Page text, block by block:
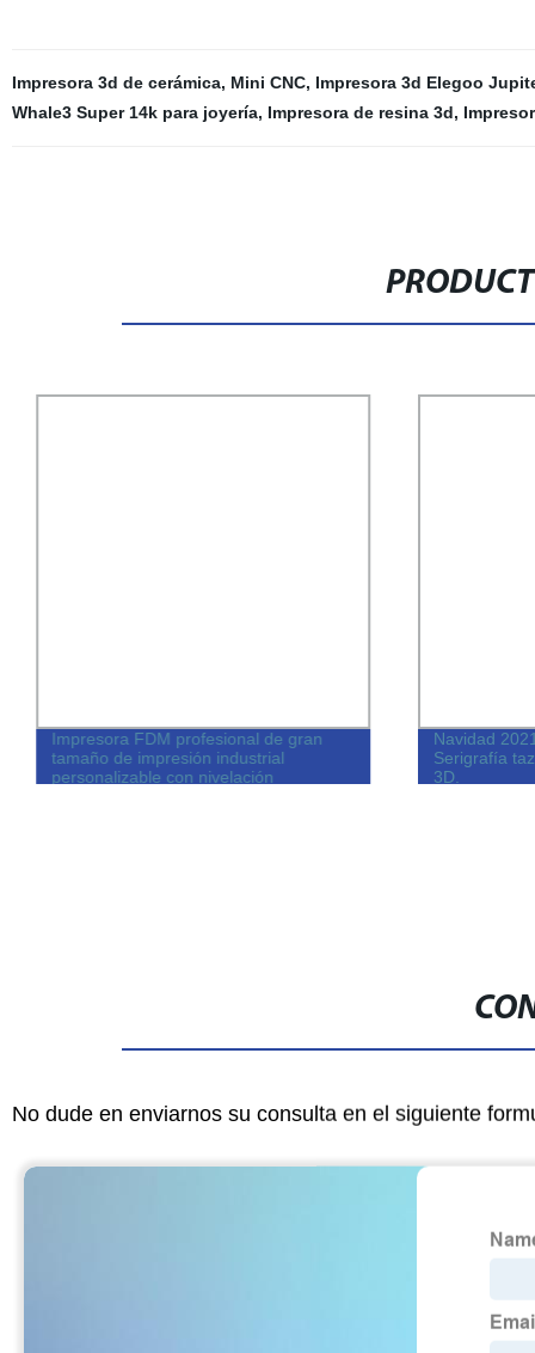
Impresora 3d de cerámica, Mini CNC, Impresora 3d Elegoo
Whale3 Super 14k para joyería, Impresora de resina 3d,
Impresora FDM profesional de gran
tamaño de impresión industrial
personalizable con nivelación
Navidad
Serigrafía
3D.
No dude en enviarnos su consulta en el siguiente